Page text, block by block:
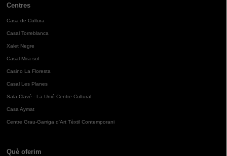
Centres
Casa de Cultura
Casal Torreblanca
Xalet Negre
Casal Mira-sol
Casino La Floresta
Casal Les Planes
Sala Clavé - La Unió Centre Cultural
Casa Aymat
Centre Grau-Garriga d'Art Tèxtil Contemporani
Què oferim